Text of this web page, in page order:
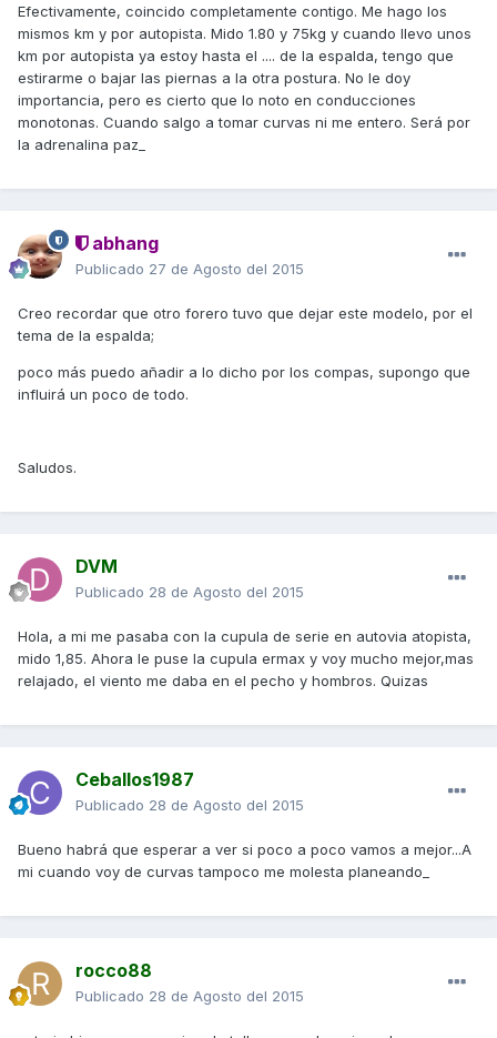
Efectivamente, coincido completamente contigo. Me hago los
mismos km y por autopista. Mido 1.80 y 75kg y cuando llevo unos
km por autopista ya estoy hasta el .... de la espalda, tengo que
estirarme o bajar las piernas a la otra postura. No le doy
importancia, pero es cierto que lo noto en conducciones
monotonas. Cuando salgo a tomar curvas ni me entero. Será por
la adrenalina paz_
abhang
Publicado 27 de Agosto del 2015
Creo recordar que otro forero tuvo que dejar este modelo, por el
tema de la espalda;
poco más puedo añadir a lo dicho por los compas, supongo que
influirá un poco de todo.
Saludos.
DVM
Publicado 28 de Agosto del 2015
Hola, a mi me pasaba con la cupula de serie en autovia atopista,
mido 1,85. Ahora le puse la cupula ermax y voy mucho mejor,mas
relajado, el viento me daba en el pecho y hombros. Quizas
Ceballos1987
Publicado 28 de Agosto del 2015
Bueno habrá que esperar a ver si poco a poco vamos a mejor...A
mi cuando voy de curvas tampoco me molesta planeando_
rocco88
Publicado 28 de Agosto del 2015